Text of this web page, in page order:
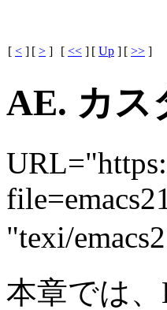
[ < ] [ > ] [ << ] [ Up ] [ >> ]
AE. カス
"texi/
本章では